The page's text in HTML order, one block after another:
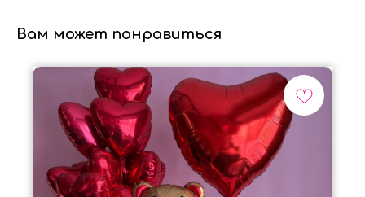
Вам может понравиться